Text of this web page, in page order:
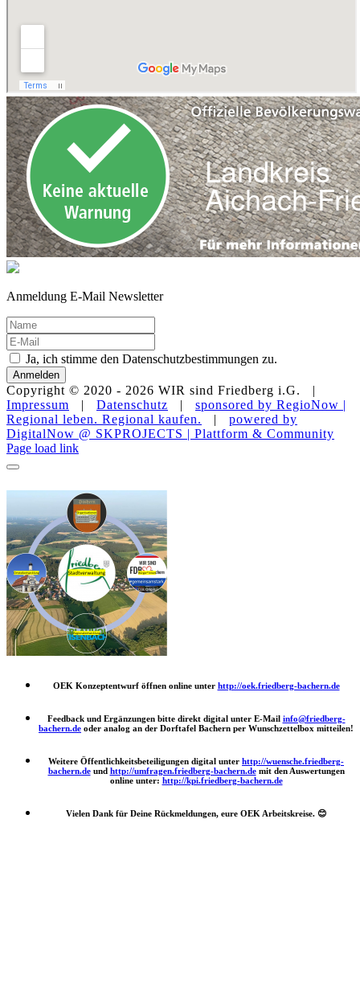
Anmeldung E-Mail Newsletter
Ja, ich stimme den Datenschutzbestimmungen zu.
Anmelden
Copyright © 2020 - 2026 WIR sind Friedberg i.G. |
Impressum | Datenschutz | sponsored by RegioNow |
Regional leben. Regional kaufen.
| powered by
DigitalNow @ SKPROJECTS | Plattform & Community
E-
Mail
WhatsApp
Facebook
Instagram
YouTube
Page load link
OEK Konzeptentwurf öffnen online unter http://oek.friedberg-bachern.de
Feedback und Ergänzungen bitte direkt digital unter E-Mail info@friedberg-
bachern.de oder analog an der Dorftafel Bachern per Wunschzettelbox mitteilen!
Weitere Öffentlichkeitsbeteiligungen digital unter http://wuensche.friedberg-
bachern.deund http://umfragen.friedberg-bachern.de mit den Auswertungen
online unter: http://kpi.friedberg-bachern.de
Vielen Dank für Deine Rückmeldungen, eure OEK Arbeitskreise. 😊